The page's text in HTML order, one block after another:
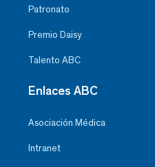
Patronato
Premio Daisy
Talento ABC
Enlaces ABC
Asociación Médica
Intranet